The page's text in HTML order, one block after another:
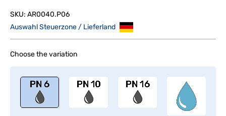
SKU: AR0040.P06
Auswahl Steuerzone / Lieferland
Choose the variation